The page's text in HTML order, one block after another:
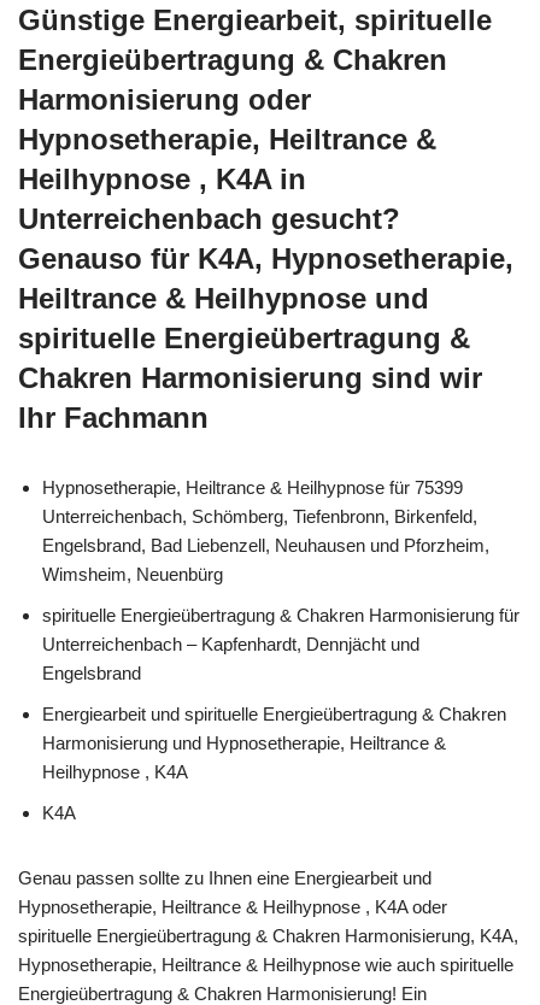
Günstige Energiearbeit, spirituelle
Energieübertragung & Chakren
Harmonisierung oder
Hypnosetherapie, Heiltrance &
Heilhypnose , K4A in
Unterreichenbach gesucht?
Genauso für K4A, Hypnosetherapie,
Heiltrance & Heilhypnose und
spirituelle Energieübertragung &
Chakren Harmonisierung sind wir
Ihr Fachmann
Hypnosetherapie, Heiltrance & Heilhypnose für 75399
Unterreichenbach, Schömberg, Tiefenbronn, Birkenfeld,
Engelsbrand, Bad Liebenzell, Neuhausen und Pforzheim,
Wimsheim, Neuenbürg
spirituelle Energieübertragung & Chakren Harmonisierung für
Unterreichenbach – Kapfenhardt, Dennjächt und
Engelsbrand
Energiearbeit und spirituelle Energieübertragung & Chakren
Harmonisierung und Hypnosetherapie, Heiltrance &
Heilhypnose , K4A
K4A
Genau passen sollte zu Ihnen eine Energiearbeit und
Hypnosetherapie, Heiltrance & Heilhypnose , K4A oder
spirituelle Energieübertragung & Chakren Harmonisierung, K4A,
Hypnosetherapie, Heiltrance & Heilhypnose wie auch spirituelle
Energieübertragung & Chakren Harmonisierung! Ein